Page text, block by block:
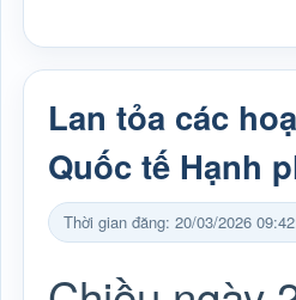
Lan tỏa các
Quốc tế Hạnh
Thời gian đăng: 20/03/2026